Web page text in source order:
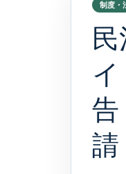
制度・
告
請